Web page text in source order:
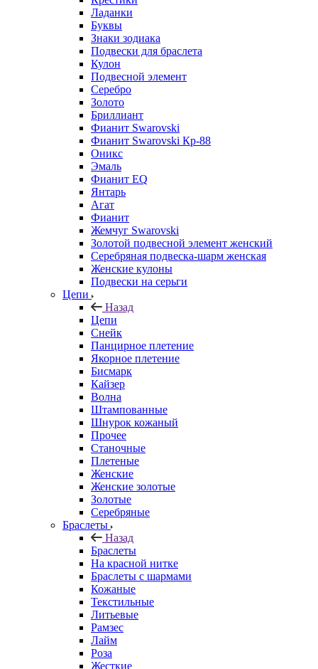
Ладанки
Буквы
Знаки зодиака
Подвески для браслета
Кулон
Подвесной элемент
Серебро
Золото
Бриллиант
Фианит Swarovski
Фианит Swarovski Кр-88
Оникс
Эмаль
Фианит EQ
Янтарь
Агат
Фианит
Жемчуг Swarovski
Золотой подвесной элемент женcкий
Серебряная подвеска-шарм женская
Женские кулоны
Подвески на серьги
Цепи
Назад
Цепи
Снейк
Панцирное плетение
Якорное плетение
Бисмарк
Кайзер
Волна
Штампованные
Шнурок кожаный
Прочее
Станочные
Плетеные
Женские
Женские золотые
Золотые
Серебряные
Браслеты
Назад
Браслеты
На красной нитке
Браслеты с шармами
Кожаные
Текстильные
Литьевые
Рамзес
Лайм
Роза
Жесткие